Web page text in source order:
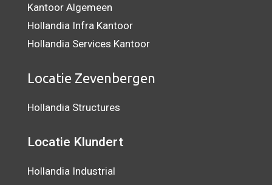
Kantoor Algemeen
Hollandia Infra Kantoor
Hollandia Services Kantoor
Locatie Zevenbergen
Hollandia Structures
Locatie Klundert
Hollandia Industrial